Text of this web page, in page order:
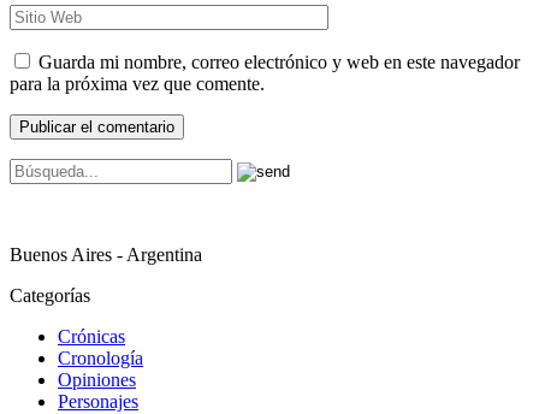
Guarda mi nombre, correo electrónico y web en este navegador
para la próxima vez que comente.
Buenos Aires - Argentina
Categorías
Crónicas
Cronología
Opiniones
Personajes